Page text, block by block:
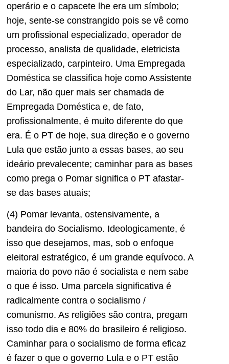
operário e o capacete lhe era um símbolo;
hoje, sente-se constrangido pois se vê como
um profissional especializado, operador de
processo, analista de qualidade, eletricista
especializado, carpinteiro. Uma Empregada
Doméstica se classifica hoje como Assistente
do Lar, não quer mais ser chamada de
Empregada Doméstica e, de fato,
profissionalmente, é muito diferente do que
era. É o PT de hoje, sua direção e o governo
Lula que estão junto a essas bases, ao seu
ideário prevalecente; caminhar para as bases
como prega o Pomar significa o PT afastar-
se das bases atuais;
(4) Pomar levanta, ostensivamente, a
bandeira do Socialismo. Ideologicamente, é
isso que desejamos, mas, sob o enfoque
eleitoral estratégico, é um grande equívoco. A
maioria do povo não é socialista e nem sabe
o que é isso. Uma parcela significativa é
radicalmente contra o socialismo /
comunismo. As religiões são contra, pregam
isso todo dia e 80% do brasileiro é religioso.
Caminhar para o socialismo de forma eficaz
é fazer o que o governo Lula e o PT estão